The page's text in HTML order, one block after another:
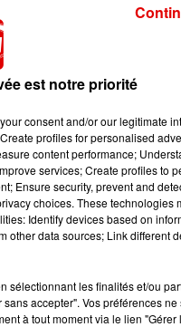
est notre priorité
consent and/or our legitimate
profiles for personalised
content performance;
services; Create profiles to
Ensure security, prevent and
choices. These technologies
Identify devices based on
other data sources; Link different
sélectionnant les finalités et/ou
accepter". Vos préférences
à tout moment via le lien